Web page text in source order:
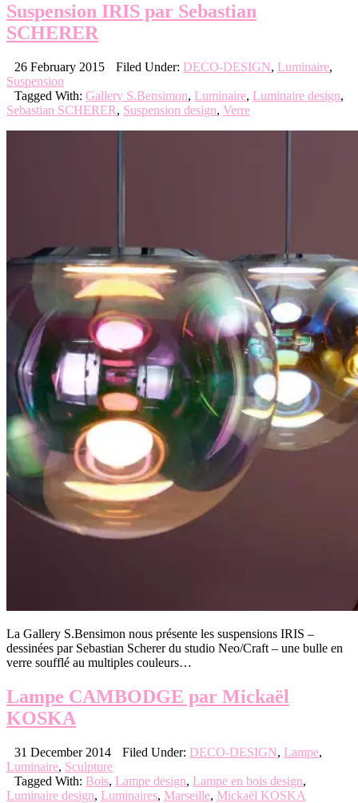
Suspension IRIS par Sebastian
SCHERER
26 February 2015 Filed Under: DECO-DESIGN, Luminaire,
Suspension
Tagged With: Gallery S.Bensimon, Luminaire, Luminaire design,
Sebastian SCHERER, Suspension design, Verre
La Gallery S.Bensimon nous présente les suspensions IRIS –
dessinées par Sebastian Scherer du studio Neo/Craft – une bulle en
verre soufflé au multiples couleurs…
Lampe CAMBODGE par Mickaël
KOSKA
31 December 2014 Filed Under: DECO-DESIGN, Lampe,
Luminaire, Sculpture
Tagged With: Bois, Lampe design, Lampe en bois design,
Luminaire design, Luminaires, Marseille, Mickaël KOSKA